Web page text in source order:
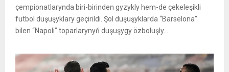
çempionatlarynda biri-birinden gyzykly hem-de çekeleşikli
futbol duşuşyklary geçirildi. Şol duşuşyklarda “Barselona”
bilen “Napoli” toparlarynyň duşuşygy özboluşly...